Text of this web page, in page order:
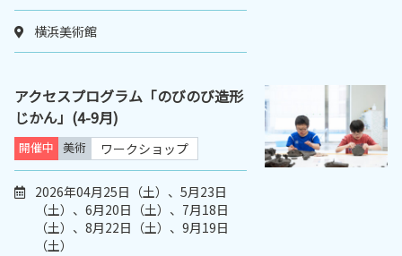
横浜美術館
アクセスプログラム「のびのび造形
じかん」(4-9月)
開催中 美術 ワークショップ
2026年04月25日（土）、5月23日
（土）、6月20日（土）、7月18日
（土）、8月22日（土）、9月19日
（土）